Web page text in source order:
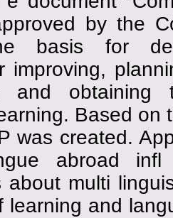
by the
basis for
improving,
and
Based on
was created.
abroad infl
about multi
learning and